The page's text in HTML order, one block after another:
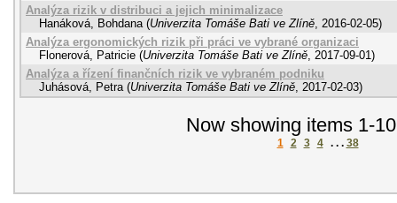
Analýza rizik v distribuci a jejich minimalizace
Hanáková, Bohdana (Univerzita Tomáše Bati ve Zlíně, 2016-02-05)
Analýza ergonomických rizik při práci ve vybrané organizaci
Flonerová, Patricie (Univerzita Tomáše Bati ve Zlíně, 2017-09-01)
Analýza a řízení finančních rizik ve vybraném podniku
Juhásová, Petra (Univerzita Tomáše Bati ve Zlíně, 2017-02-03)
Now showing items 1-
1 2 3 4 . . . 38